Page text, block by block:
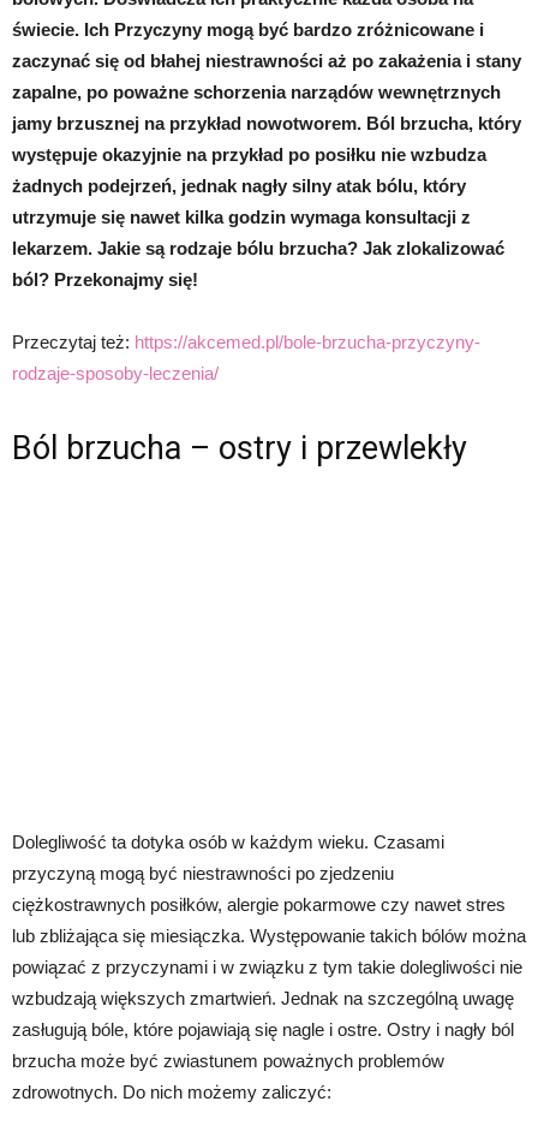
świecie. Ich Przyczyny mogą być bardzo zróżnicowane i
zaczynać się od błahej niestrawności aż po zakażenia i stany
zapalne, po poważne schorzenia narządów wewnętrznych
jamy brzusznej na przykład nowotworem. Ból brzucha, który
występuje okazyjnie na przykład po posiłku nie wzbudza
żadnych podejrzeń, jednak nagły silny atak bólu, który
utrzymuje się nawet kilka godzin wymaga konsultacji z
lekarzem. Jakie są rodzaje bólu brzucha? Jak zlokalizować
ból? Przekonajmy się!
Przeczytaj też: https://akcemed.pl/bole-brzucha-przyczyny-
rodzaje-sposoby-leczenia/
Ból brzucha – ostry i przewlekły
Dolegliwość ta dotyka osób w każdym wieku. Czasami
przyczyną mogą być niestrawności po zjedzeniu
ciężkostrawnych posiłków, alergie pokarmowe czy nawet stres
lub zbliżająca się miesiączka. Występowanie takich bólów można
powiązać z przyczynami i w związku z tym takie dolegliwości nie
wzbudzają większych zmartwień. Jednak na szczególną uwagę
zasługują bóle, które pojawiają się nagle i ostre. Ostry i nagły ból
brzucha może być zwiastunem poważnych problemów
zdrowotnych. Do nich możemy zaliczyć: